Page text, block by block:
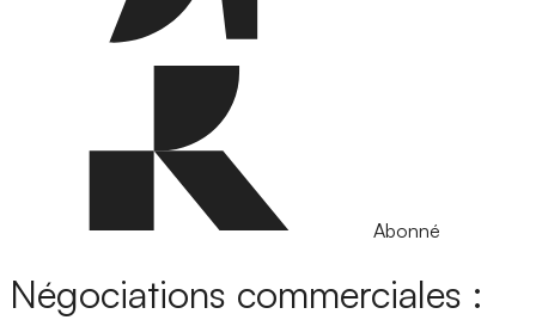
Abonné
Négociations commerciales :